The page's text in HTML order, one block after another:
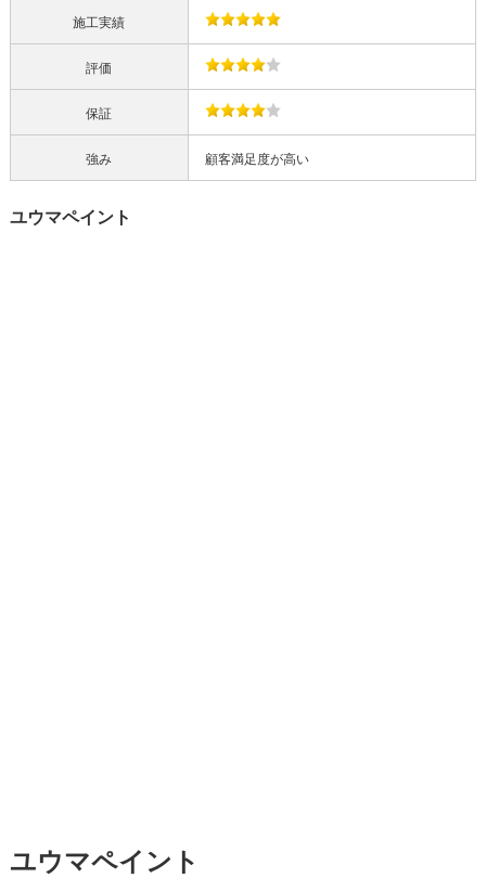
施工実績
評価
保証
強み 顧客満足度が高い
ユウマペイント
ユウマペイント